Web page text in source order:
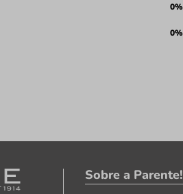
0%
0%
Sobre a Parente!